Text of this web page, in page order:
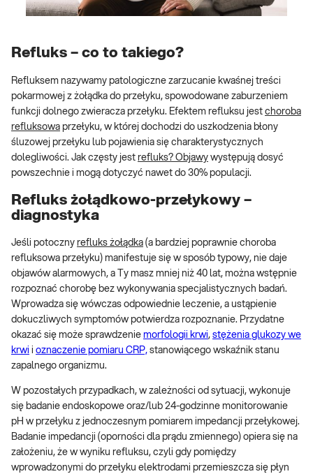
Refluks – co to takiego?
Refluksem nazywamy patologiczne zarzucanie kwaśnej treści
pokarmowej z żołądka do przełyku, spowodowane zaburzeniem
funkcji dolnego zwieracza przełyku. Efektem refluksu jest choroba
refluksowa przełyku, w której dochodzi do uszkodzenia błony
śluzowej przełyku lub pojawienia się charakterystycznych
dolegliwości. Jak częsty jest refluks? Objawy występują dosyć
powszechnie i mogą dotyczyć nawet do 30% populacji.
Refluks żołądkowo-przełykowy –
diagnostyka
Jeśli potoczny refluks żołądka (a bardziej poprawnie choroba
refluksowa przełyku) manifestuje się w sposób typowy, nie daje
objawów alarmowych, a Ty masz mniej niż 40 lat, można wstępnie
rozpoznać chorobę bez wykonywania specjalistycznych badań.
Wprowadza się wówczas odpowiednie leczenie, a ustąpienie
dokuczliwych symptomów potwierdza rozpoznanie. Przydatne
okazać się może sprawdzenie morfologii krwi, stężenia glukozy we
krwi i oznaczenie pomiaru CRP, stanowiącego wskaźnik stanu
zapalnego organizmu.
W pozostałych przypadkach, w zależności od sytuacji, wykonuje
się badanie endoskopowe oraz/lub 24-godzinne monitorowanie
pH w przełyku z jednoczesnym pomiarem impedancji przełykowej.
Badanie impedancji (oporności dla prądu zmiennego) opiera się na
założeniu, że w wyniku refluksu, czyli gdy pomiędzy
wprowadzonymi do przełyku elektrodami przemieszcza się płyn